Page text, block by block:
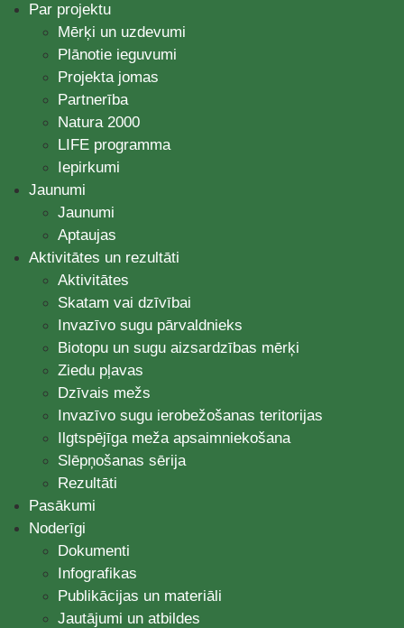
Par projektu
Mērķi un uzdevumi
Plānotie ieguvumi
Projekta jomas
Partnerība
Natura 2000
LIFE programma
Iepirkumi
Jaunumi
Jaunumi
Aptaujas
Aktivitātes un rezultāti
Aktivitātes
Skatam vai dzīvībai
Invazīvo sugu pārvaldnieks
Biotopu un sugu aizsardzības mērķi
Ziedu pļavas
Dzīvais mežs
Invazīvo sugu ierobežošanas teritorijas
Ilgtspējīga meža apsaimniekošana
Slēpņošanas sērija
Rezultāti
Pasākumi
Noderīgi
Dokumenti
Infografikas
Publikācijas un materiāli
Jautājumi un atbildes